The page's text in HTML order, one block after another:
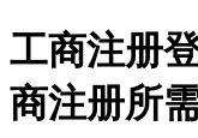
工商注册
商注册所